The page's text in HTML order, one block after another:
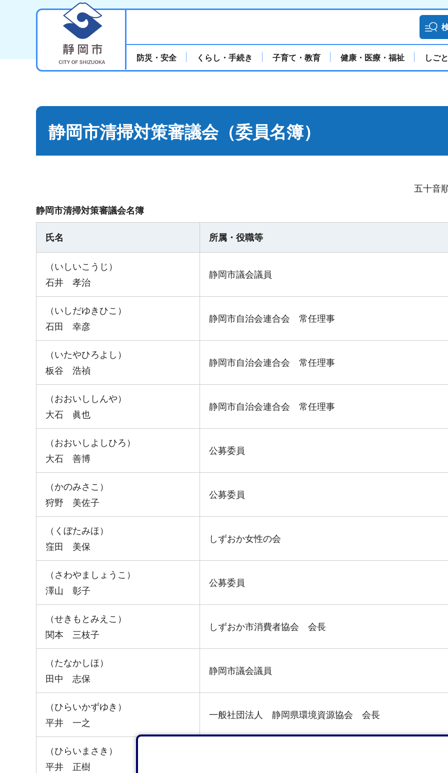
防災・安全 くらし・手続き 子育て・教育 健康・医療・福祉 しご
静岡市清掃対策審議会（委員名簿）
五十音
静岡市清掃対策審議会名簿
氏名 所属・役職等
（いしいこうじ）
石井 孝治
静岡市議会議員
（いしだゆきひこ）
石田 幸彦
静岡市自治会連合会 常任理事
（いたやひろよし）
板谷 浩禎
静岡市自治会連合会 常任理事
（おおいししんや）
大石 眞也
静岡市自治会連合会 常任理事
（おおいしよしひろ）
大石 善博
公募委員
（かのみさこ）
狩野 美佐子
公募委員
（くぼたみほ）
窪田 美保
しずおか女性の会
（さわやましょうこ）
澤山 彰子
公募委員
（せきもとみえこ）
関本 三枝子
しずおか市消費者協会 会長
（たなかしほ）
田中 志保
静岡市議会議員
（ひらいかずゆき）
平井 一之
一般社団法人 静岡県環境資源協会 会長
（ひらいまさき）
平井 正樹